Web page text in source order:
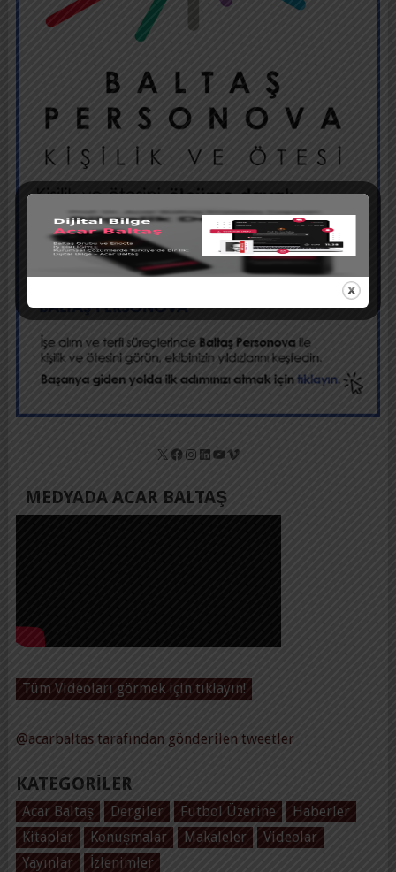
X Facebook
Instagram
LinkedIn
YouTube
Vimeo
MEDYADA ACAR BALTAŞ
Tüm Videoları görmek için tıklayın!
@acarbaltas tarafından gönderilen tweetler
KATEGORILER
Acar Baltaş Dergiler Futbol Üzerine
Haberler
Kitaplar
Konuşmalar Makaleler
Videolar
Yayınlar
İzlenimler